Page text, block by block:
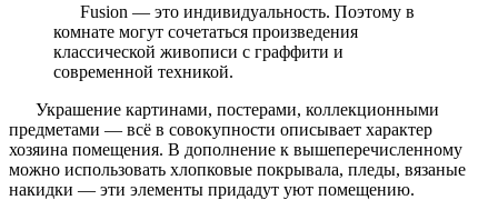
Fusion — это индивидуальность. Поэтому в
комнате могут сочетаться произведения
классической живописи с граффити и
современной техникой.
Украшение картинами, постерами, коллекционными
предметами — всё в совокупности описывает характер
хозяина помещения. В дополнение к вышеперечисленному
можно использовать хлопковые покрывала, пледы, вязаные
накидки — эти элементы придадут уют помещению.